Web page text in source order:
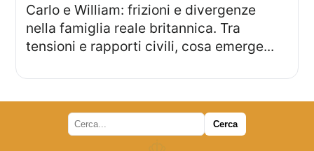
Carlo e William: frizioni e divergenze
nella famiglia reale britannica. Tra
tensioni e rapporti civili, cosa emerge...